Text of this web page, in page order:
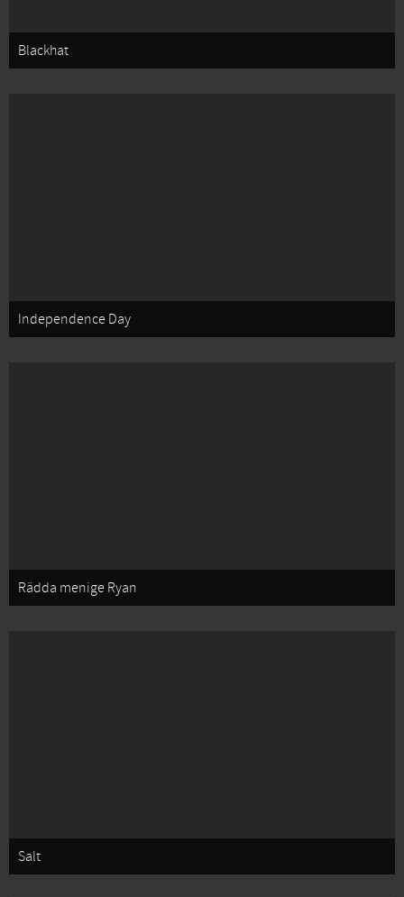
Blackhat
Independence Day
Rädda menige Ryan
Salt